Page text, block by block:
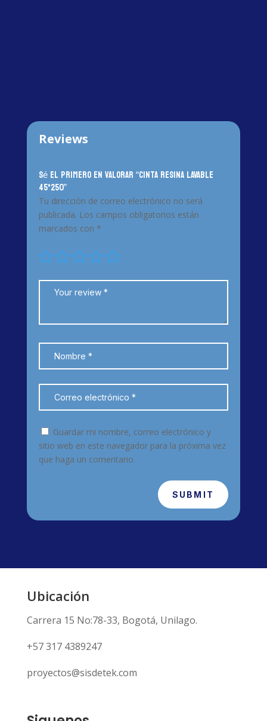
Reviews
Sé el primero en valorar “CINTA RESINA LAVABLE
45*250”
Tu dirección de correo electrónico no será
publicada. Los campos obligatorios están
marcados con *
Guardar mi nombre, correo electrónico y
sitio web en este navegador para la próxima vez
que haga un comentario.
SUBMIT
Ubicación
Carrera 15 No:78-33, Bogotá, Unilago.
+57 317 4389247
proyectos@sisdetek.com